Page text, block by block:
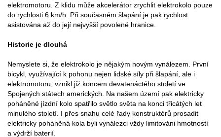
elektromotoru. Z klidu může akcelerátor zrychlit elektrokolo pouze
do rychlosti 6 km/h. Při současném šlapání je pak rychlost
asistována až do její nejvyšší povolené hranice.
Historie je dlouhá
Nemyslete si, že elektrokolo je nějakým novým vynálezem. První
bicykl, využívající k pohonu nejen lidské síly při šlapání, ale i
elektromotoru, vznikl již koncem devatenáctého století ve
Spojených státech amerických. Na našem území pak elektricky
poháněné jízdní kolo spatřilo světlo světa na konci třicátých let
minulého století. I přes snahu celé řady konstruktérů prosadit
elektricky poháněná kola byli vynálezci vždy limitováni hmotností
a výdrží baterií.